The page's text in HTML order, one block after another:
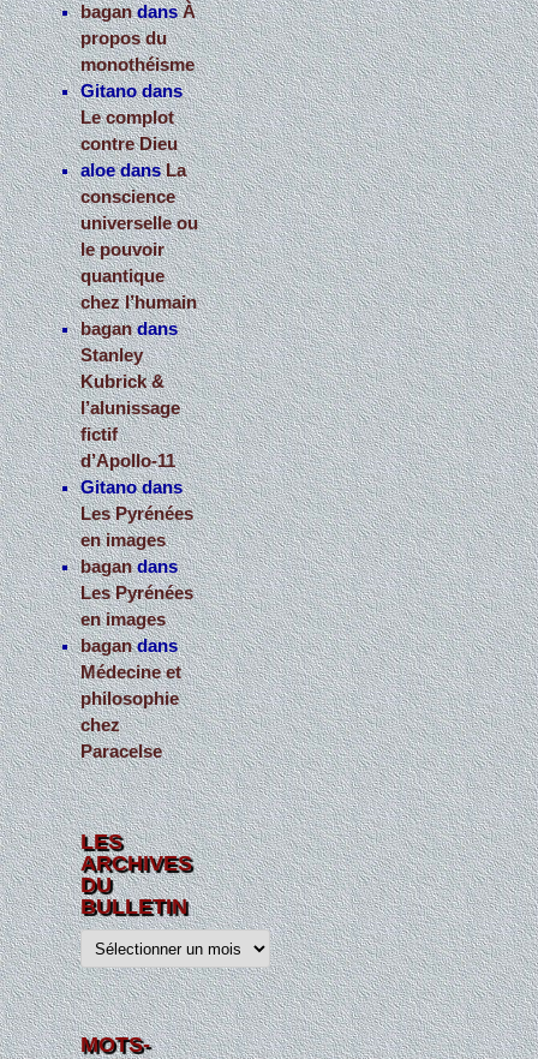
bagandansÀ
propos du
monothéisme
Gitanodans
Le complot
contre Dieu
aloedansLa
conscience
universelle ou
le pouvoir
quantique
chez l’humain
bagandans
Stanley
Kubrick &
l’alunissage
fictif
d’Apollo-11
Gitanodans
Les Pyrénées
en images
bagandans
Les Pyrénées
en images
bagandans
Médecine et
philosophie
chez
Paracelse
LES
ARCHIVES
DU
BULLETIN
s
a
r
c
h
iMOTS-